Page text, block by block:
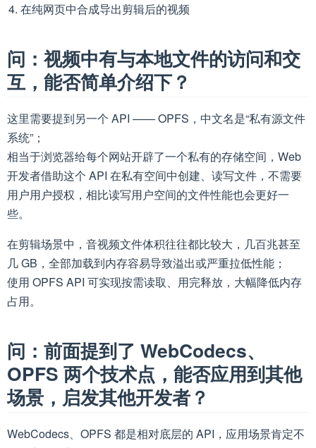
在纯网页中合成导出剪辑后的视频
问：视频中有与本地文件的访问和交
互，能否简单介绍下？
这里需要提到另一个 API —— OPFS，中文名是“私有源文件
系统”；
相当于浏览器给每个网站开辟了一个私有的存储空间，Web
开发者借助这个 API 在私有空间中创建、读写文件，不需要
用户用户授权，相比读写用户空间的文件性能也会更好一
些。
在剪辑场景中，音视频文件体积往往都比较大，几百兆甚至
几 GB，全部加载到内存容易导致溢出或严重拉低性能；
使用 OPFS API 可实现按需读取、用完释放，大幅降低内存
占用。
问：前面提到了 WebCodecs、
OPFS 两个技术点，能否应用到其他
场景，启发其他开发者？
WebCodecs、OPFS 都是相对底层的 API，应用场景肯定不